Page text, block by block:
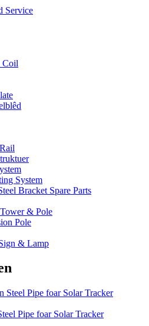
Service
Coil
System
Bracket Spare Parts
& Pole
Pole
& Lamp
Pipe foar Solar Tracker